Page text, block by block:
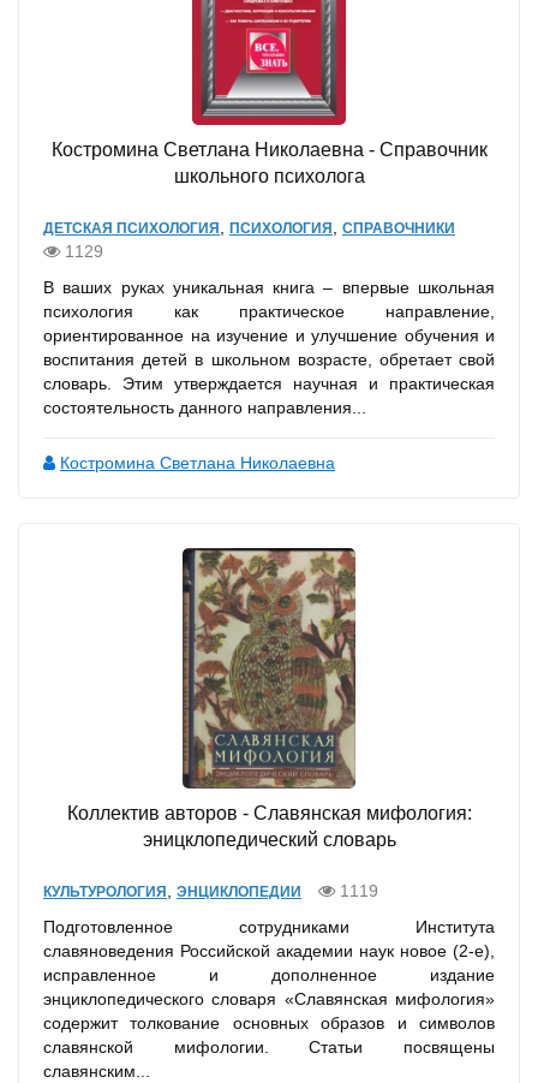
Костромина Светлана Николаевна - Справочник
школьного психолога
ДЕТСКАЯ ПСИХОЛОГИЯ ПСИХОЛОГИЯ СПРАВОЧНИКИ
1129
В ваших руках уникальная книга – впервые школьная
психология как практическое направление,
ориентированное на изучение и улучшение обучения и
воспитания детей в школьном возрасте, обретает свой
словарь. Этим утверждается научная и практическая
состоятельность данного направления...
Костромина Светлана Николаевна
Коллектив авторов - Славянская мифология:
эницклопедический словарь
КУЛЬТУРОЛОГИЯ ЭНЦИКЛОПЕДИИ
1119
Подготовленное сотрудниками Института
славяноведения Российской академии наук новое (2-е),
исправленное и дополненное издание
энциклопедического словаря «Славянская мифология»
содержит толкование основных образов и символов
славянской мифологии. Статьи посвящены
славянским...